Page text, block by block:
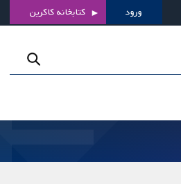
ورود کتابخانه کاکرین